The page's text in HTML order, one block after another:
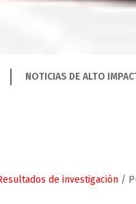
NOTICIAS DE ALTO
de investigación /